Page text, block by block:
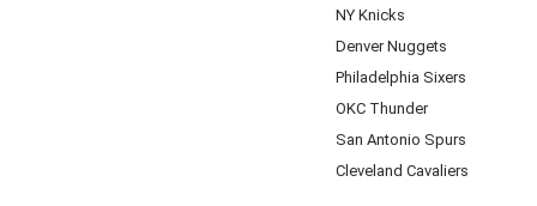
NY Knicks
Denver Nuggets
Philadelphia Sixers
OKC Thunder
San Antonio Spurs
Cleveland Cavaliers